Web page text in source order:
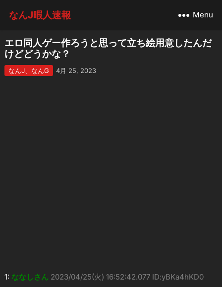
なんJ暇人速報 Menu
エロ同人ゲー作ろうと思って立ち絵用意したんだ
けどどうかな？
なんJ、なんG 4月 25, 2023
1: ななしさん 2023/04/25(火) 16:52:42.077 ID:yBKa4hKD0